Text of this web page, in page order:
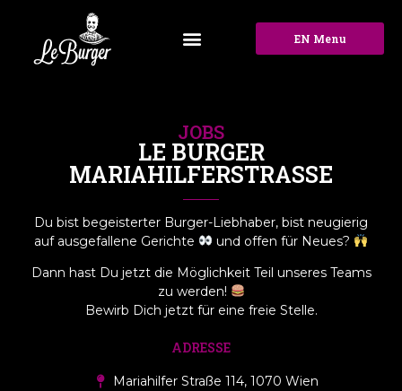
EN Menu
JOBS
LE BURGER
MARIAHILFERSTRASSE
Du bist begeisterter Burger-Liebhaber, bist neugierig
auf ausgefallene Gerichte
und offen für Neues?
Dann hast Du jetzt die Möglichkeit Teil unseres Teams
zu werden!
Bewirb Dich jetzt für eine freie Stelle.
ADRESSE
Mariahilfer Straße 114, 1070 Wien